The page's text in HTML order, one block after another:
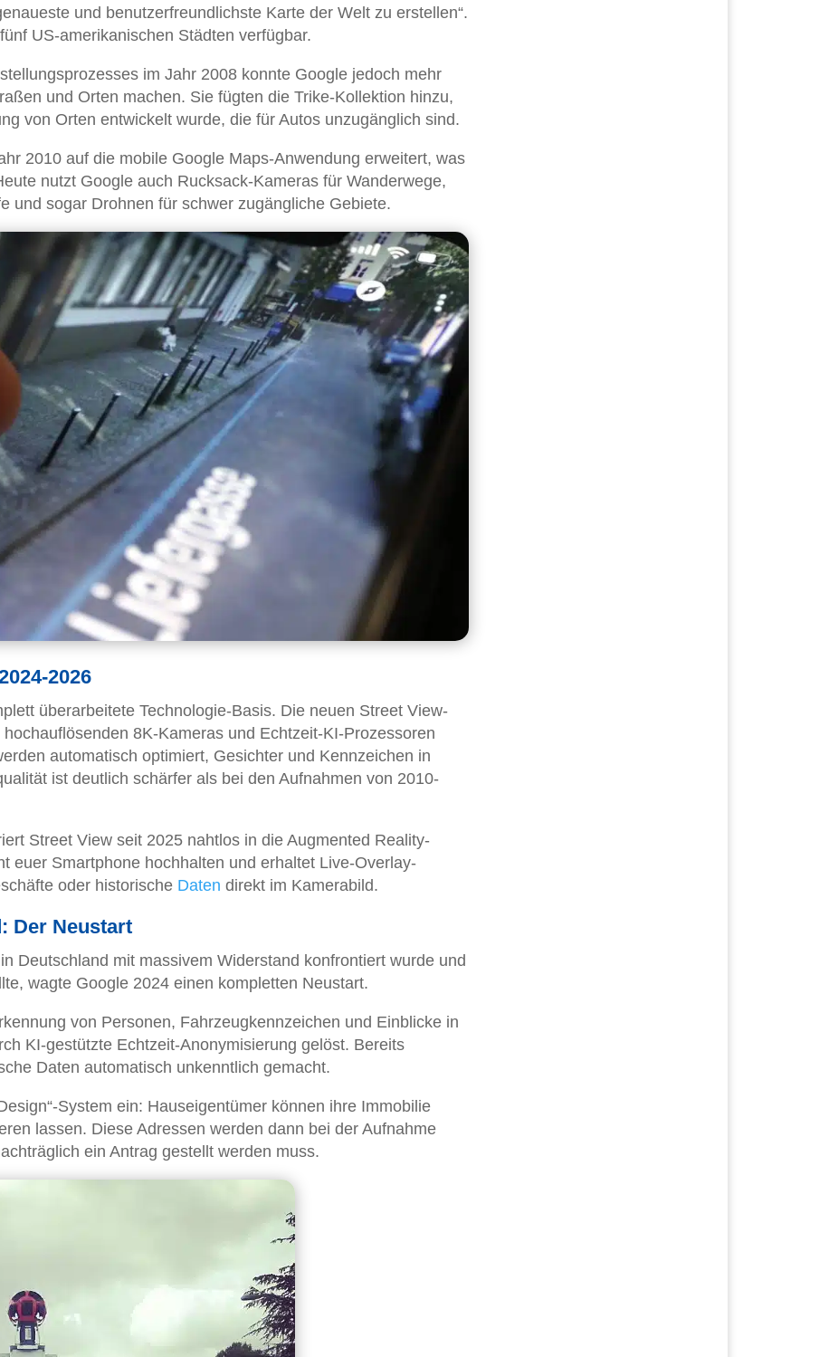
und benutzerfreundlichste Karte der Welt zu erstellen“.
US-amerikanischen Städten verfügbar.
im Jahr 2008 konnte Google jedoch mehr
und Orten machen. Sie fügten die Trike-Kollektion hinzu,
von Orten entwickelt wurde, die für Autos unzugänglich sind.
2010 auf die mobile Google Maps-Anwendung erweitert, was
nutzt Google auch Rucksack-Kameras für Wanderwege,
und sogar Drohnen für schwer zugängliche Gebiete.
2026
überarbeitete Technologie-Basis. Die neuen Street View-
8K-Kameras und Echtzeit-KI-Prozessoren
automatisch optimiert, Gesichter und Kennzeichen in
ist deutlich schärfer als bei den Aufnahmen von 2010-
Street View seit 2025 nahtlos in die Augmented Reality-
euer Smartphone hochhalten und erhaltet Live-Overlay-
oder historische Daten direkt im Kamerabild.
Der Neustart
Deutschland mit massivem Widerstand konfrontiert wurde und
wagte Google 2024 einen kompletten Neustart.
von Personen, Fahrzeugkennzeichen und Einblicke in
KI-gestützte Echtzeit-Anonymisierung gelöst. Bereits
Daten automatisch unkenntlich gemacht.
System ein: Hauseigentümer können ihre Immobilie
lassen. Diese Adressen werden dann bei der Aufnahme
ein Antrag gestellt werden muss.